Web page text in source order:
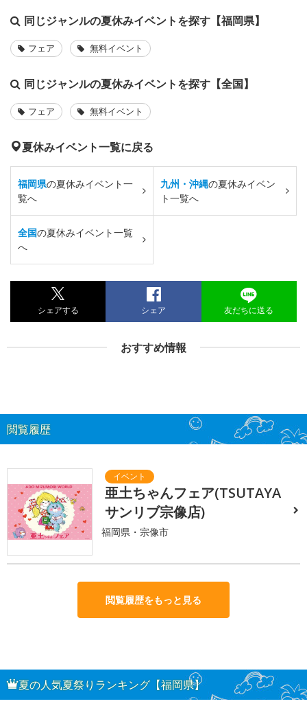
同じジャンルの夏休みイベントを探す【福岡県】
フェア 無料イベント
同じジャンルの夏休みイベントを探す【全国】
フェア 無料イベント
夏休みイベント一覧に戻る
福岡県の夏休みイベント一
覧へ
九州・沖縄の夏休みイベン
ト一覧へ
全国の夏休みイベント一覧
へ
シェアする シェア 友だちに送る
おすすめ情報
閲覧履歴
亜土ちゃんフェア(TSUTAYA
サンリブ宗像店)
福岡県・宗像市
閲覧履歴をもっと見る
夏の人気夏祭りランキング【福岡県】